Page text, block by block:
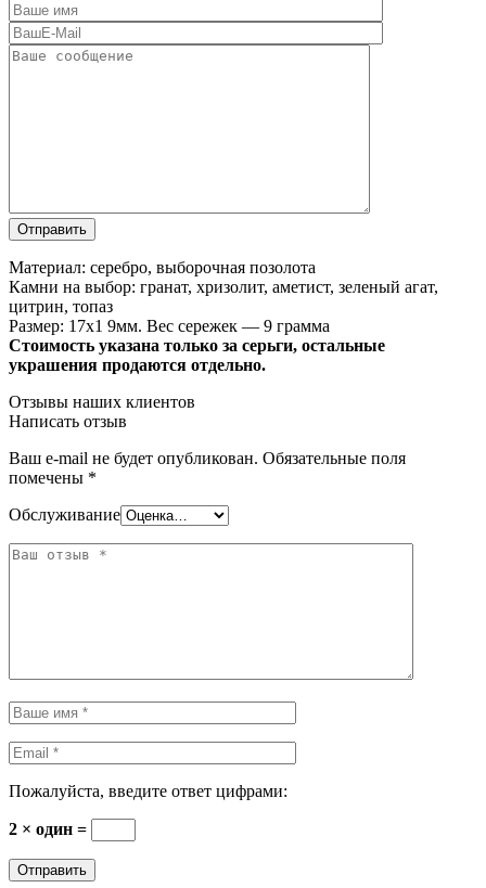
Материал: серебро, выборочная позолота
Камни на выбор: гранат, хризолит, аметист, зеленый агат,
цитрин, топаз
Размер: 17х1 9мм. Вес сережек — 9 грамма
Стоимость указана только за серьги, остальные
украшения продаются отдельно.
Отзывы наших клиентов
Написать отзыв
Ваш e-mail не будет опубликован. Обязательные поля
помечены *
Обслуживание
Пожалуйста, введите ответ цифрами:
2 × один =